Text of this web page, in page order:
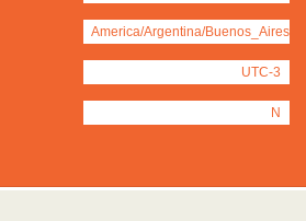
America/Argentina/Buenos_Aires
UTC-3
N